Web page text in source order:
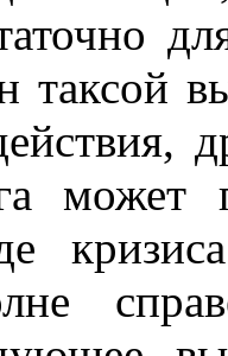
таксой
может